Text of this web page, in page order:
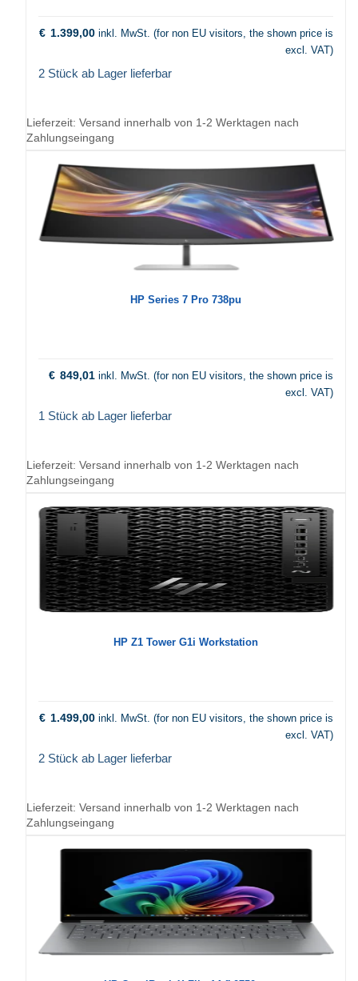
€ 1.399,00 inkl. MwSt. (for non EU visitors, the shown price is
excl. VAT)
2 Stück ab Lager lieferbar
Lieferzeit: Versand innerhalb von 1-2 Werktagen nach
Zahlungseingang
HP Series 7 Pro 738pu
€ 849,01 inkl. MwSt. (for non EU visitors, the shown price is
excl. VAT)
1 Stück ab Lager lieferbar
Lieferzeit: Versand innerhalb von 1-2 Werktagen nach
Zahlungseingang
HP Z1 Tower G1i Workstation
€ 1.499,00 inkl. MwSt. (for non EU visitors, the shown price is
excl. VAT)
2 Stück ab Lager lieferbar
Lieferzeit: Versand innerhalb von 1-2 Werktagen nach
Zahlungseingang